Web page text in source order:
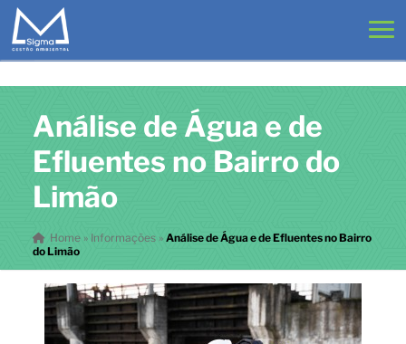
Análise de Água e de
Efluentes no Bairro do
Limão
Home» Informações » Análise de Água e de Efluentes no Bairro
do Limão